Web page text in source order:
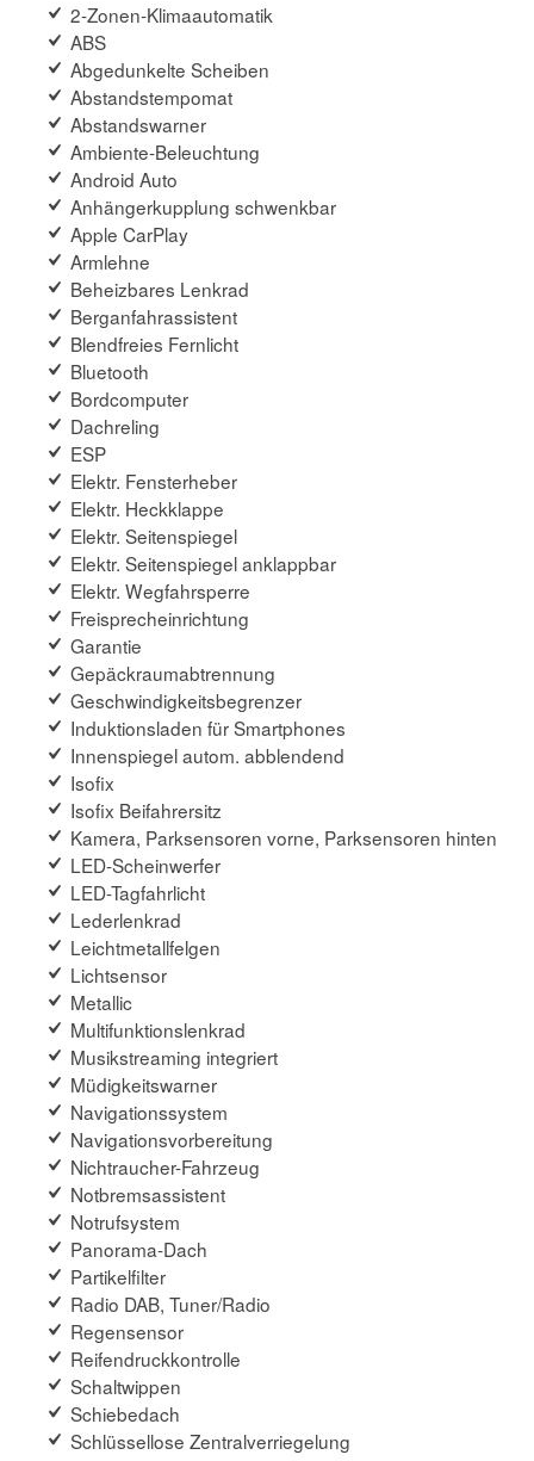
2-Zonen-Klimaautomatik
ABS
Abgedunkelte Scheiben
Abstandstempomat
Abstandswarner
Ambiente-Beleuchtung
Android Auto
Anhängerkupplung schwenkbar
Apple CarPlay
Armlehne
Beheizbares Lenkrad
Berganfahrassistent
Blendfreies Fernlicht
Bluetooth
Bordcomputer
Dachreling
ESP
Elektr. Fensterheber
Elektr. Heckklappe
Elektr. Seitenspiegel
Elektr. Seitenspiegel anklappbar
Elektr. Wegfahrsperre
Freisprecheinrichtung
Garantie
Gepäckraumabtrennung
Geschwindigkeitsbegrenzer
Induktionsladen für Smartphones
Innenspiegel autom. abblendend
Isofix
Isofix Beifahrersitz
Kamera, Parksensoren vorne, Parksensoren hinten
LED-Scheinwerfer
LED-Tagfahrlicht
Lederlenkrad
Leichtmetallfelgen
Lichtsensor
Metallic
Multifunktionslenkrad
Musikstreaming integriert
Müdigkeitswarner
Navigationssystem
Navigationsvorbereitung
Nichtraucher-Fahrzeug
Notbremsassistent
Notrufsystem
Panorama-Dach
Partikelfilter
Radio DAB, Tuner/Radio
Regensensor
Reifendruckkontrolle
Schaltwippen
Schiebedach
Schlüssellose Zentralverriegelung